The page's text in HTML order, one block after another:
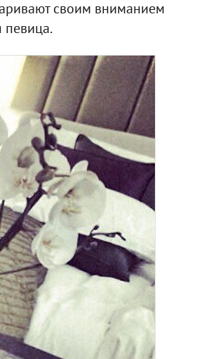
своим вниманием
певица.